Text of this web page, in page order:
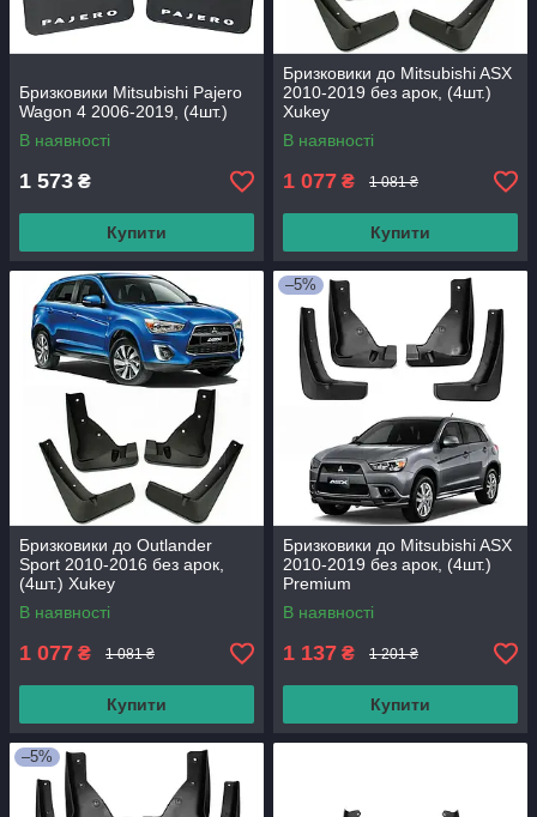
Бризковики Mitsubishi Pajero
Wagon 4 2006-2019, (4шт.)
В наявності
1 573 ₴
Купити
Бризковики до Mitsubishi ASX
2010-2019 без арок, (4шт.)
Xukey
В наявності
1 077 ₴ 1 081 ₴
Купити
Бризковики до Outlander
Sport 2010-2016 без арок,
(4шт.) Xukey
В наявності
1 077 ₴ 1 081 ₴
Купити
–5%
Бризковики до Mitsubishi ASX
2010-2019 без арок, (4шт.)
Premium
В наявності
1 137 ₴ 1 201 ₴
Купити
–5%